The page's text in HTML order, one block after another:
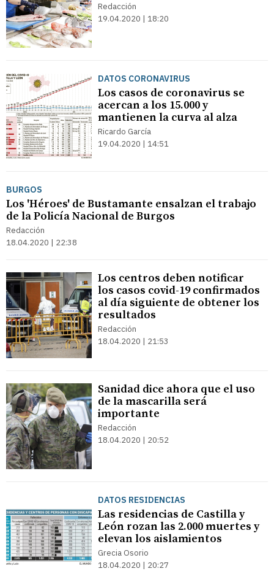
Redacción
19.04.2020 | 18:20
DATOS CORONAVIRUS
Los casos de coronavirus se
acercan a los 15.000 y
mantienen la curva al alza
Ricardo García
19.04.2020 | 14:51
BURGOS
Los 'Héroes' de Bustamante ensalzan el trabajo
de la Policía Nacional de Burgos
Redacción
18.04.2020 | 22:38
Los centros deben notificar
los casos covid-19 confirmados
al día siguiente de obtener los
resultados
Redacción
18.04.2020 | 21:53
Sanidad dice ahora que el uso
de la mascarilla será
importante
Redacción
18.04.2020 | 20:52
DATOS RESIDENCIAS
Las residencias de Castilla y
León rozan las 2.000 muertes y
elevan los aislamientos
Grecia Osorio
18.04.2020 | 20:27